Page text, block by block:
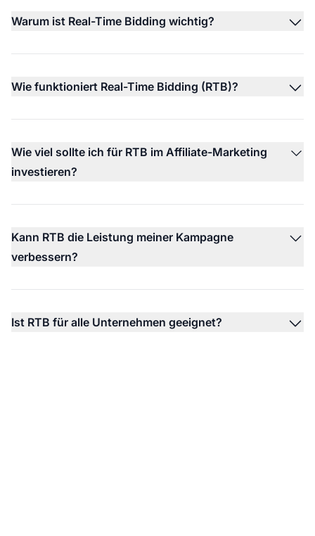
Warum ist Real-Time Bidding wichtig?
Wie funktioniert Real-Time Bidding (RTB)?
Wie viel sollte ich für RTB im Affiliate-Marketing
investieren?
Kann RTB die Leistung meiner Kampagne
verbessern?
Ist RTB für alle Unternehmen geeignet?